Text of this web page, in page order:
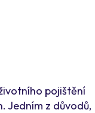
pojištění
Jedním z důvodů,